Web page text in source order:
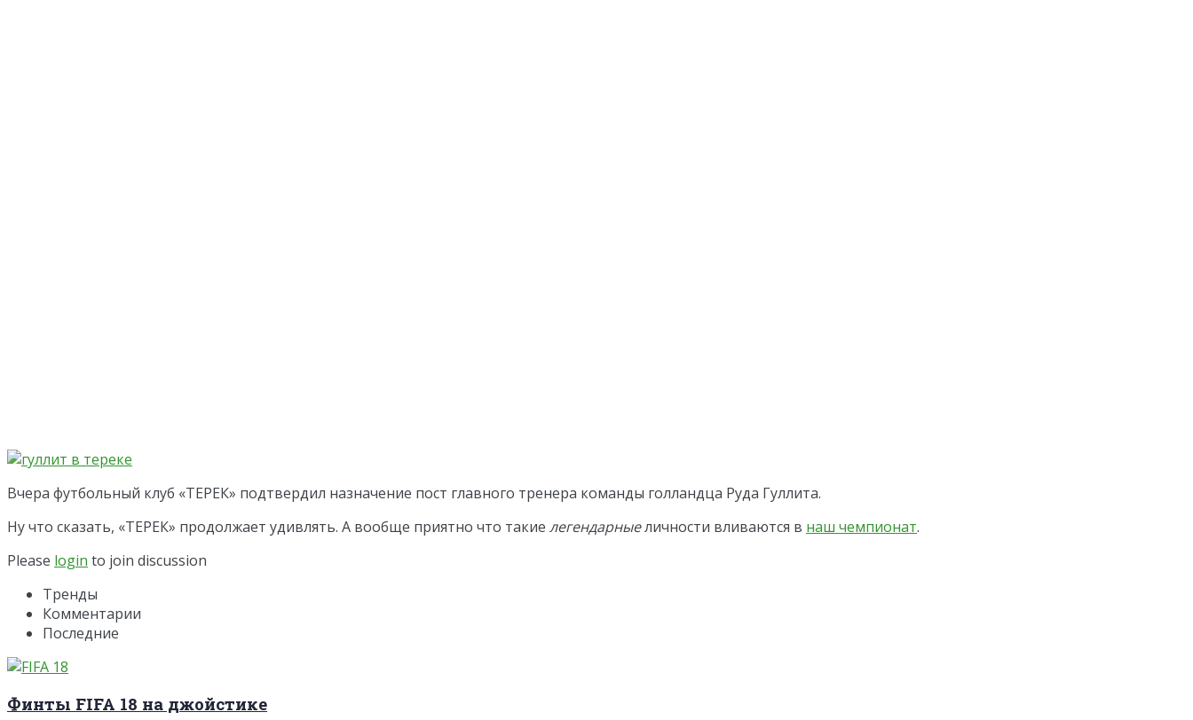
Вчера футбольный клуб «ТЕРЕК» подтвердил назначение пост главного тренера команды голландца Руда Гуллита.
Ну что сказать, «ТЕРЕК» продолжает удивлять. А вообще приятно что такие легендарныеличности вливаются в наш чемпионат.
Please login to join discussion
Тренды
Комментарии
Последние
Финты FIFA 18 на джойстике